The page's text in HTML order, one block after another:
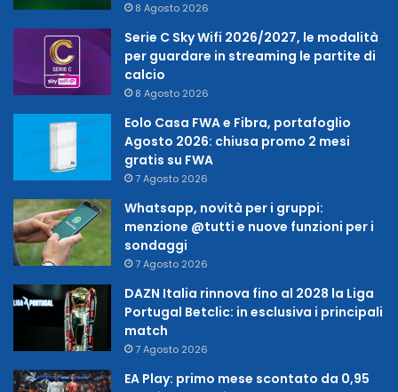
8 Agosto 2026
Serie C Sky Wifi 2026/2027, le modalità
per guardare in streaming le partite di
calcio
8 Agosto 2026
Eolo Casa FWA e Fibra, portafoglio
Agosto 2026: chiusa promo 2 mesi
gratis su FWA
7 Agosto 2026
Whatsapp, novità per i gruppi:
menzione @tutti e nuove funzioni per i
sondaggi
7 Agosto 2026
DAZN Italia rinnova fino al 2028 la Liga
Portugal Betclic: in esclusiva i principali
match
7 Agosto 2026
EA Play: primo mese scontato da 0,95